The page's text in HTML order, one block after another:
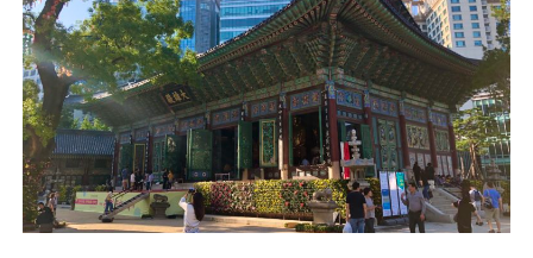
CINÉMA
LITTÉRATURE
ÉCONOMIE
SPORT
MÉDIAS
SANTÉ
instagram
emailemail-
form